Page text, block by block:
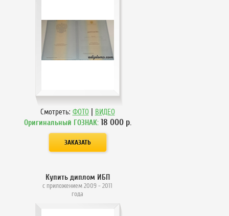
Смотреть: ФОТО | ВИДЕО
Оригинальный ГОЗНАК: 18 000р.
Купить диплом ИБП
с приложением 2009 - 2011
года